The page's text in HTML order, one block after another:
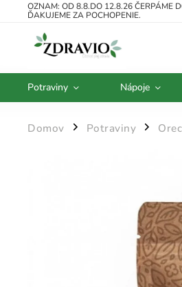
OZNAM: OD 8.8.DO 12.8.26 ČERPÁME
ĎAKUJEME ZA POCHOPENIE.
Potraviny Nápoje
Domov / Potraviny /